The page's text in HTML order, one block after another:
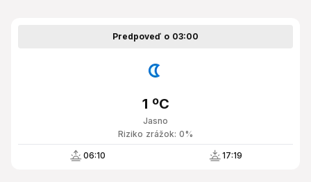
Predpoveď o 03:00
Jasno
1 ºC
Riziko zrážok: 0%
06:10 17:19